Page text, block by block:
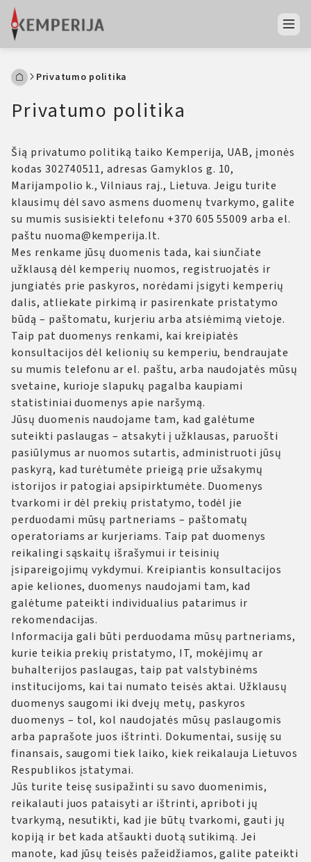
Privatumo politika
Privatumo politika
Šią privatumo politiką taiko Kemperija, UAB, įmonės
kodas 302740511, adresas Gamyklos g. 10,
Marijampolio k., Vilniaus raj., Lietuva. Jeigu turite
klausimų dėl savo asmens duomenų tvarkymo, galite
su mumis susisiekti telefonu +370 605 55009 arba el.
paštu nuoma@kemperija.lt.
Mes renkame jūsų duomenis tada, kai siunčiate
užklausą dėl kemperių nuomos, registruojatės ir
jungiatės prie paskyros, norėdami įsigyti kemperių
dalis, atliekate pirkimą ir pasirenkate pristatymo
būdą – paštomatu, kurjeriu arba atsiėmimą vietoje.
Taip pat duomenys renkami, kai kreipiatės
konsultacijos dėl kelionių su kemperiu, bendraujate
su mumis telefonu ar el. paštu, arba naudojatės mūsų
svetaine, kurioje slapukų pagalba kaupiami
statistiniai duomenys apie naršymą.
Jūsų duomenis naudojame tam, kad galėtume
suteikti paslaugas – atsakyti į užklausas, paruošti
pasiūlymus ar nuomos sutartis, administruoti jūsų
paskyrą, kad turėtumėte prieigą prie užsakymų
istorijos ir patogiai apsipirktumėte. Duomenys
tvarkomi ir dėl prekių pristatymo, todėl jie
perduodami mūsų partneriams – paštomatų
operatoriams ar kurjeriams. Taip pat duomenys
reikalingi sąskaitų išrašymui ir teisinių
įsipareigojimų vykdymui. Kreipiantis konsultacijos
apie keliones, duomenys naudojami tam, kad
galėtume pateikti individualius patarimus ir
rekomendacijas.
Informacija gali būti perduodama mūsų partneriams,
kurie teikia prekių pristatymo, IT, mokėjimų ar
buhalterijos paslaugas, taip pat valstybinėms
institucijoms, kai tai numato teisės aktai. Užklausų
duomenys saugomi iki dvejų metų, paskyros
duomenys – tol, kol naudojatės mūsų paslaugomis
arba paprašote juos ištrinti. Dokumentai, susiję su
finansais, saugomi tiek laiko, kiek reikalauja Lietuvos
Respublikos įstatymai.
Jūs turite teisę susipažinti su savo duomenimis,
reikalauti juos pataisyti ar ištrinti, apriboti jų
tvarkymą, nesutikti, kad jie būtų tvarkomi, gauti jų
kopiją ir bet kada atšaukti duotą sutikimą. Jei
manote, kad jūsų teisės pažeidžiamos, galite pateikti